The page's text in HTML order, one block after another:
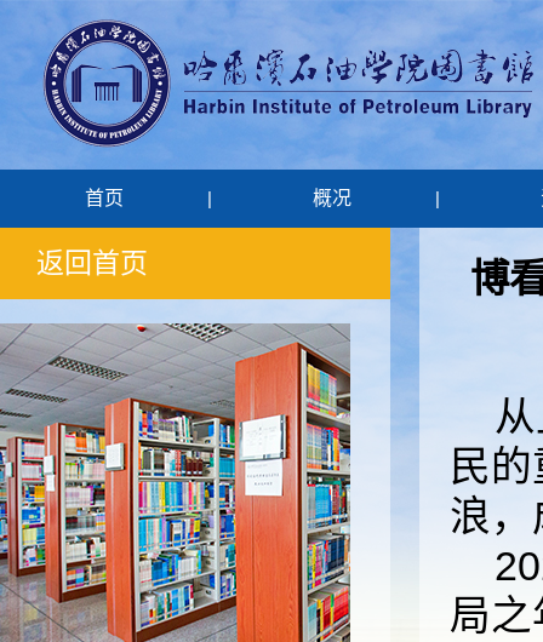
首页 概况
返回首页 博
民
浪，
局之